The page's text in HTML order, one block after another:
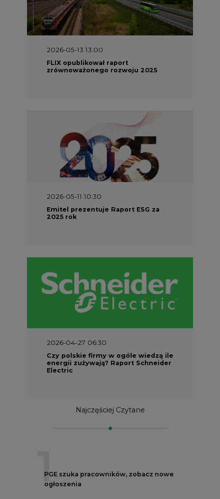
2026-05-13 13:00
FLIX opublikował raport
zrównoważonego rozwoju 2025
2026-05-11 10:30
Emitel prezentuje Raport ESG za
2025 rok
2026-04-27 06:30
Czy polskie firmy w ogóle wiedzą ile
energii zużywają? Raport Schneider
Electric
Najczęściej Czytane
1
PGE szuka pracowników, zobacz nowe
ogłoszenia